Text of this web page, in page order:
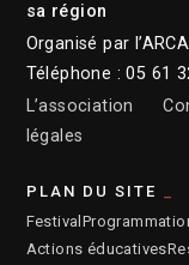
sa région
Organisé par
Téléphone : 05 61
L’association
légales
PLAN DU SITE
Festival
Actions éducatives